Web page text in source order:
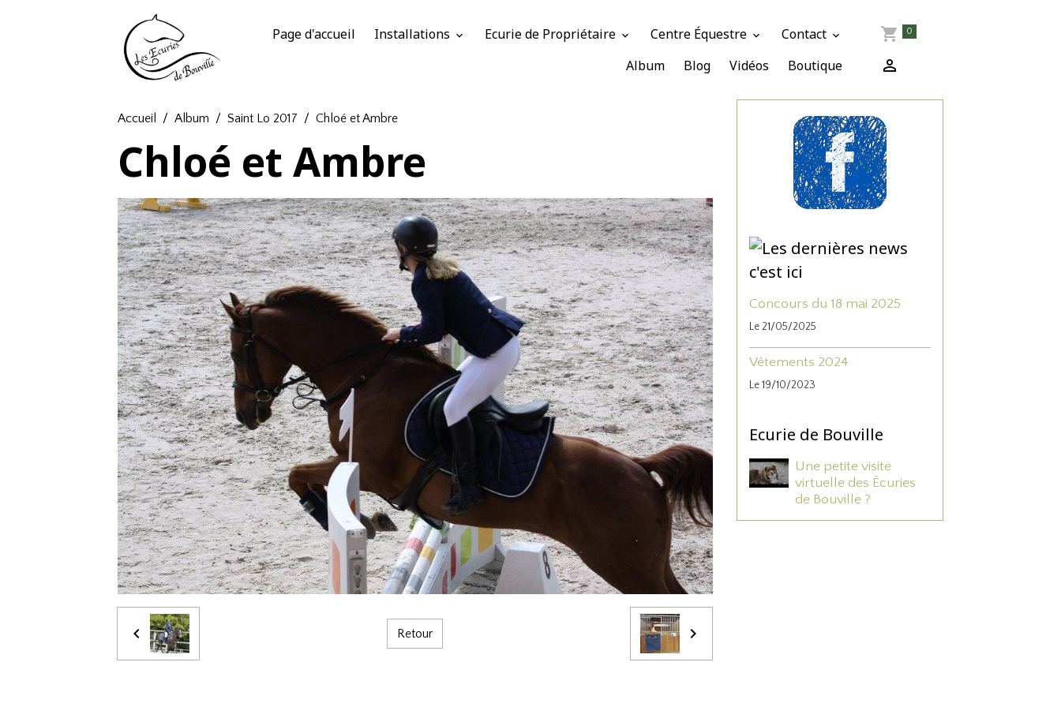
Page d'accueil Installations Ecurie de Propriétaire Centre Équestre
Contact
Album
Blog Vidéos Boutique
0
Accueil Album Saint Lo 2017 Chloé et Ambre
Chloé et Ambre
Retour
Concours du 18 mai 2025
Le 21/05/2025
Vêtements 2024
Le 19/10/2023
Ecurie de Bouville
Une petite visite
virtuelle des Écuries
de Bouville ?